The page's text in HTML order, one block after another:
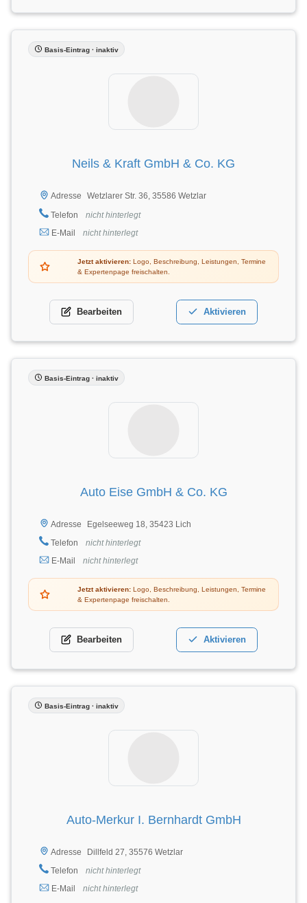
Basis-Eintrag · inaktiv
Neils & Kraft GmbH & Co. KG
Adresse
Wetzlarer Str. 36, 35586 Wetzlar
Telefon
nicht hinterlegt
E-Mail
nicht hinterlegt
Jetzt aktivieren: Logo, Beschreibung, Leistungen, Termine
& Expertenpage freischalten.
Bearbeiten Aktivieren
Basis-Eintrag · inaktiv
Auto Eise GmbH & Co. KG
Adresse
Egelseeweg 18, 35423 Lich
Telefon
nicht hinterlegt
E-Mail
nicht hinterlegt
Jetzt aktivieren: Logo, Beschreibung, Leistungen, Termine
& Expertenpage freischalten.
Bearbeiten Aktivieren
Basis-Eintrag · inaktiv
Auto-Merkur I. Bernhardt GmbH
Adresse
Dillfeld 27, 35576 Wetzlar
Telefon
nicht hinterlegt
E-Mail
nicht hinterlegt